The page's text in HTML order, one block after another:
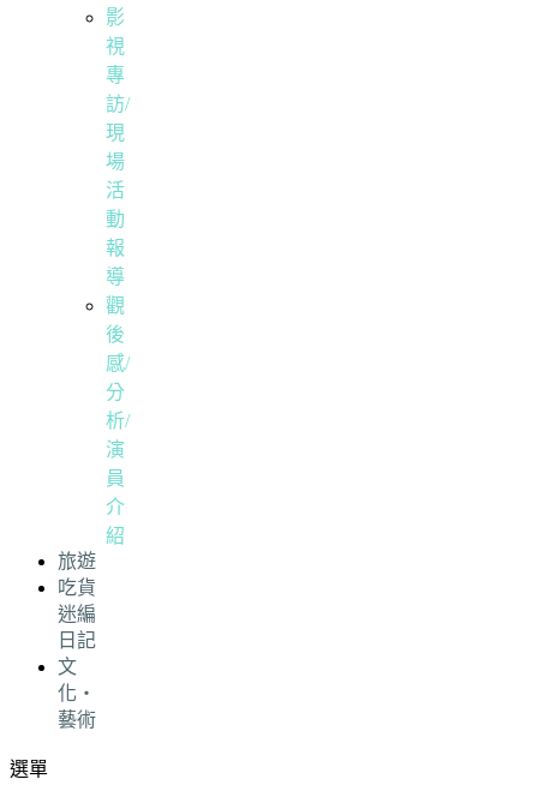
影
視
專
訪/
現
場
活
動
報
導
觀
後
感/
分
析/
演
員
介
紹
旅遊
吃貨
迷編
日記
文
化・
藝術
選單